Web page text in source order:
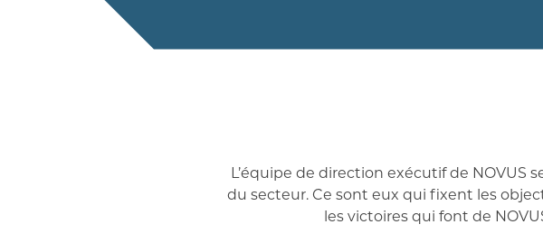
L’équipe de direction exécutif de NOVUS
du secteur. Ce sont eux qui fixent les
les victoires qui font de